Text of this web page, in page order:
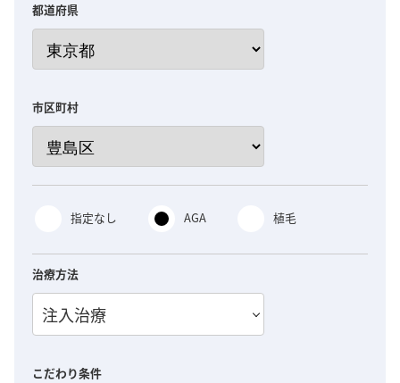
都道府県
市区町村
指定なし AGA 植毛
治療方法
注入治療
こだわり条件